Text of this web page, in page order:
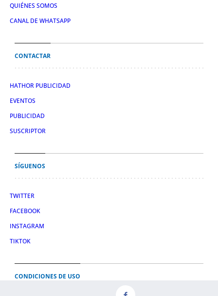
QUIÉNES SOMOS
CANAL DE WHATSAPP
CONTACTAR
HATHOR PUBLICIDAD
EVENTOS
PUBLICIDAD
SUSCRIPTOR
SÍGUENOS
TWITTER
FACEBOOK
INSTAGRAM
TIKTOK
CONDICIONES DE USO